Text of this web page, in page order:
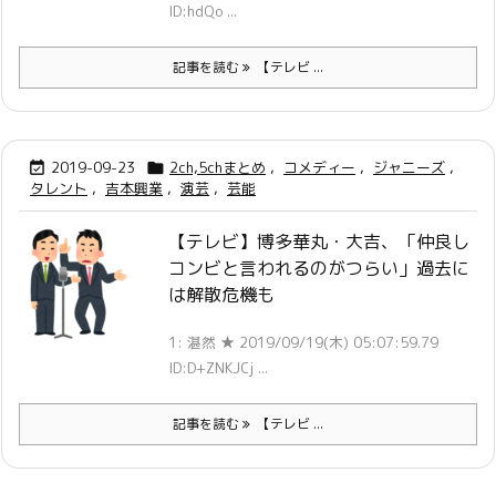
ID:hdQo ...
記事を読む 【テレビ ...
 2019-09-23  2ch,5chまとめ , コメディー , ジャニーズ ,
タレント , 吉本興業 , 演芸 , 芸能
【テレビ】博多華丸・大吉、「仲良し
コンビと言われるのがつらい」過去に
は解散危機も
1: 湛然 ★ 2019/09/19(木) 05:07:59.79
ID:D+ZNKJCj ...
記事を読む 【テレビ ...